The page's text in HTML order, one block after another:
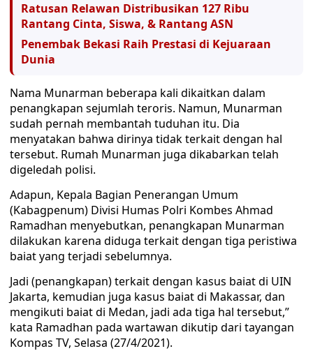
Ratusan Relawan Distribusikan 127 Ribu
Rantang Cinta, Siswa, & Rantang ASN
Penembak Bekasi Raih Prestasi di Kejuaraan
Dunia
Nama Munarman beberapa kali dikaitkan dalam
penangkapan sejumlah teroris. Namun, Munarman
sudah pernah membantah tuduhan itu. Dia
menyatakan bahwa dirinya tidak terkait dengan hal
tersebut. Rumah Munarman juga dikabarkan telah
digeledah polisi.
Adapun, Kepala Bagian Penerangan Umum
(Kabagpenum) Divisi Humas Polri Kombes Ahmad
Ramadhan menyebutkan, penangkapan Munarman
dilakukan karena diduga terkait dengan tiga peristiwa
baiat yang terjadi sebelumnya.
Jadi (penangkapan) terkait dengan kasus baiat di UIN
Jakarta, kemudian juga kasus baiat di Makassar, dan
mengikuti baiat di Medan, jadi ada tiga hal tersebut,”
kata Ramadhan pada wartawan dikutip dari tayangan
Kompas TV, Selasa (27/4/2021).